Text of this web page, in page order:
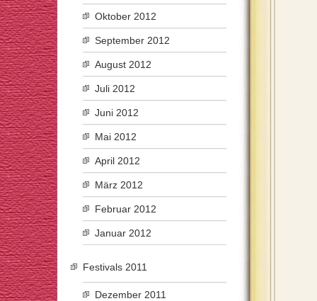
Oktober 2012
September 2012
August 2012
Juli 2012
Juni 2012
Mai 2012
April 2012
März 2012
Februar 2012
Januar 2012
Festivals 2011
Dezember 2011